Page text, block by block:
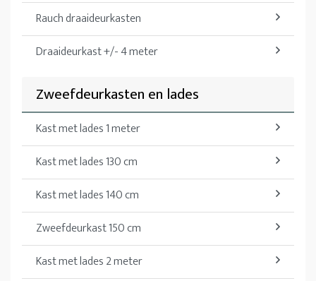
Rauch draaideurkasten
Draaideurkast +/- 4 meter
Zweefdeurkasten en lades
Kast met lades 1 meter
Kast met lades 130 cm
Kast met lades 140 cm
Zweefdeurkast 150 cm
Kast met lades 2 meter